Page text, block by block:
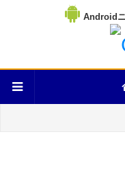
Android